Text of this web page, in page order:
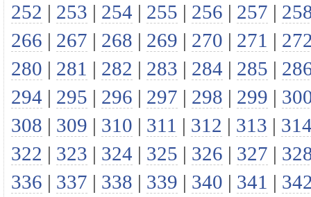
252 | 253 | 254 | 255 | 256 | 257 |
266 | 267 | 268 | 269 | 270 | 271 |
280 | 281 | 282 | 283 | 284 | 285 |
294 | 295 | 296 | 297 | 298 | 299 |
308 | 309 | 310 | 311 | 312 | 313 |
322 | 323 | 324 | 325 | 326 | 327 |
336 | 337 | 338 | 339 | 340 | 341 |